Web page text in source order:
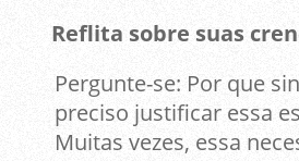
Reflita sobre suas
Pergunte-se: Por que
preciso justificar essa
Muitas vezes, essa